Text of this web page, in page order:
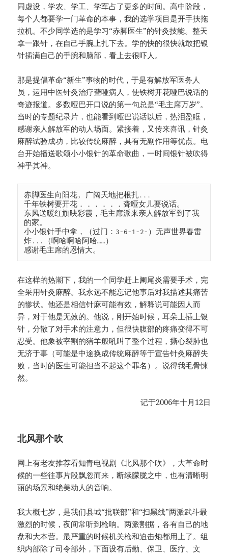
同虚设，学农、学工、学军占了更多的时间。高中阶段，
每个人都要学一门革命的本事，我的选学项目是开手扶拖
拉机。不少同学选的是学习“赤脚医生”的针灸技能。整天
拿一跟针，在自己手腕上扎下去。学的快的很快就敢把银
针插满自己的手腕和脑部，看上去很吓人。
那是提倡革命“新生”事物的时代，于是有解放军医务人
员，运用中医针灸治疗聋哑病人，使铁树开花哑巴说话的
奇迹报道。多数哑巴开口说的第一句总是“毛主席万岁”。
当时的专题纪录片，也能看到哑巴说话以后，热泪盈眶，
感谢亲人解放军的动人场面。紧接着，又传来喜讯，针灸
麻醉试验成功，比较传统麻醉，具有无副作用等优点。电
台开始播送歌颂小小银针的革命歌曲，一时间银针被吹得
神乎其神。
赤脚医生向阳花, 广阔天地把根扎...
千年铁树要开花．．．．．．聋哑女儿要说话。
东风送暖红旗映彩霞，毛主席派来亲人解放军到了我
的家。
小小银针手中拿，（过门：3-6-1-2-）无声世界春雷
炸...（啊哈啊哈阿哈……）
感谢毛主席的恩情大。
在这样的热潮下，我的一个同学赶上阑尾炎需要手术，完
全采用针灸麻醉。我永远不能忘记他事后对我描述其痛苦
的惨状。他还是相信针麻可能有效，解释说可能因人而
异，对于他是无效的。他说，刚开始时候，耳朵上插上银
针，分散了对手术的注意力，但很快腹部的疼痛变得不可
忍受。他象被宰割的猪羊般吼叫了整个过程，撕心裂肺也
无济于事（可能是中途换成传统麻醉等于宣告针灸麻醉失
败，当时的医生可能担当不起这个罪名）。说得我毛骨悚
然。
记于2006年十月12日
北风那个吹
网上有老友推荐看知青电视剧《北风那个吹》，大革命时
候的一些往事片段飘忽而来，断续朦胧之中，也有清晰明
丽的场景和绝美动人的音响。
我大概七岁，是我们县城“批联部”和“扫黑线”两派武斗最
激烈的时候，夜间常听到枪响。两派割据，各有自己的地
盘和大本营。最严重的时候机关枪和迫击炮都用上了。组
织内部除了司令部外，下面设有后勤、保卫、医疗、文